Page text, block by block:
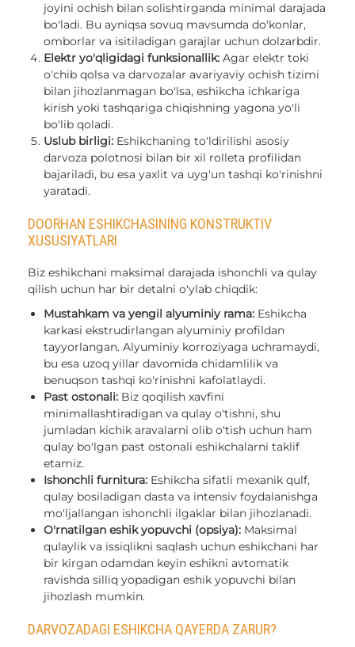
joyini ochish bilan solishtirganda minimal darajada
bo'ladi. Bu ayniqsa sovuq mavsumda do'konlar,
omborlar va isitiladigan garajlar uchun dolzarbdir.
Elektr yo'qligidagi funksionallik: Agar elektr toki
o'chib qolsa va darvozalar avariyaviy ochish tizimi
bilan jihozlanmagan bo'lsa, eshikcha ichkariga
kirish yoki tashqariga chiqishning yagona yo'li
bo'lib qoladi.
Uslub birligi: Eshikchaning to'ldirilishi asosiy
darvoza polotnosi bilan bir xil rolleta profilidan
bajariladi, bu esa yaxlit va uyg'un tashqi ko'rinishni
yaratadi.
DOORHAN ESHIKCHASINING KONSTRUKTIV
XUSUSIYATLARI
Biz eshikchani maksimal darajada ishonchli va qulay
qilish uchun har bir detalni o'ylab chiqdik:
Mustahkam va yengil alyuminiy rama: Eshikcha
karkasi ekstrudirlangan alyuminiy profildan
tayyorlangan. Alyuminiy korroziyaga uchramaydi,
bu esa uzoq yillar davomida chidamlilik va
benuqson tashqi ko'rinishni kafolatlaydi.
Past ostonali: Biz qoqilish xavfini
minimallashtiradigan va qulay o'tishni, shu
jumladan kichik aravalarni olib o'tish uchun ham
qulay bo'lgan past ostonali eshikchalarni taklif
etamiz.
Ishonchli furnitura: Eshikcha sifatli mexanik qulf,
qulay bosiladigan dasta va intensiv foydalanishga
mo'ljallangan ishonchli ilgaklar bilan jihozlanadi.
O'rnatilgan eshik yopuvchi (opsiya): Maksimal
qulaylik va issiqlikni saqlash uchun eshikchani har
bir kirgan odamdan keyin eshikni avtomatik
ravishda silliq yopadigan eshik yopuvchi bilan
jihozlash mumkin.
DARVOZADAGI ESHIKCHA QAYERDA ZARUR?